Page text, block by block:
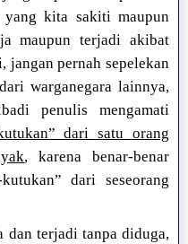
yang kita sakiti maupun
maupun terjadi akibat
jangan pernah sepelekan
warganegara lainnya,
penulis mengamati
dari satu orang
, karena benar-benar
dari seseorang
dan terjadi tanpa diduga,